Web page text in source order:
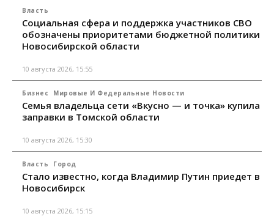
Власть
Социальная сфера и поддержка участников СВО
обозначены приоритетами бюджетной политики
Новосибирской области
10 августа 2026, 15:55
Бизнес Мировые И Федеральные Новости
Семья владельца сети «Вкусно — и точка» купила
заправки в Томской области
10 августа 2026, 15:30
Власть Город
Стало известно, когда Владимир Путин приедет в
Новосибирск
10 августа 2026, 15:15